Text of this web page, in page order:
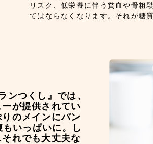
リスク、低栄養に伴う貧血や骨粗
てはならなくなります。それが糖
ンつくし』では、
が提供されてい
のメインにパン
いっぱいに。し
れでも大丈夫な